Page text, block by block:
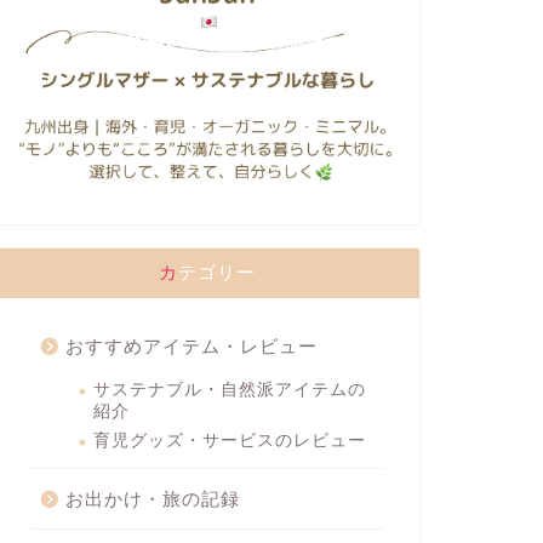
カテゴリー
おすすめアイテム・レビュー
サステナブル・自然派アイテムの
紹介
育児グッズ・サービスのレビュー
お出かけ・旅の記録